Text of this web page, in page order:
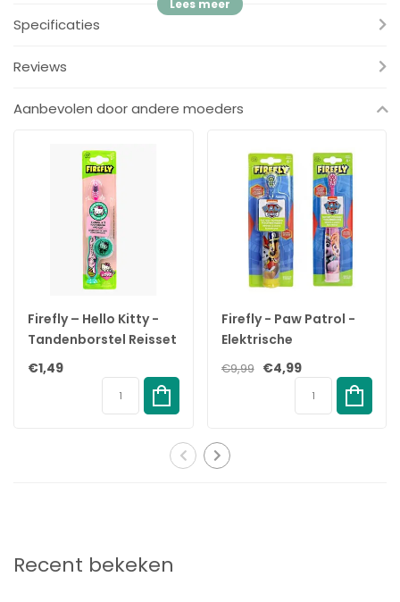
Speciale kindertandenborstel
Merk:Nextbrush
Inhoud:1 stuk
Specificaties
Reviews
Aanbevolen door andere moeders
Firefly – Hello Kitty -
Tandenborstel Reisset
– 3+ jaar
€1,49
Firefly - Paw Patrol -
Elektrische
Kindertandenborstel
€9,99 €4,99
Recent bekeken